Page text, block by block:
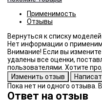
Применимость
Отзывы
Нет информации о
Внимание! Если вы
удалены все оценки,
пользователями. Хотите
Пока нет ни одного
Ответ на отзыв